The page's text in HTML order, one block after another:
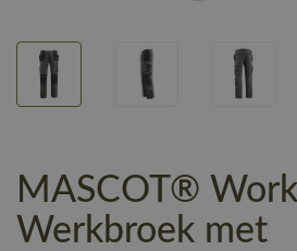
MASCOT®
Werkbroek met